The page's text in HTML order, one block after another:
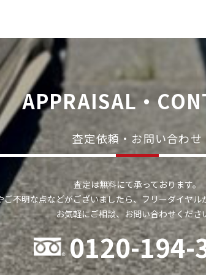
APPRAISAL・
査定依頼・お問い合わせ
査定は無料にて承っております。
ご不明な点などがございましたら、フリーダイヤル
お気軽にご相談、お問い合わせくださ
0120-194-